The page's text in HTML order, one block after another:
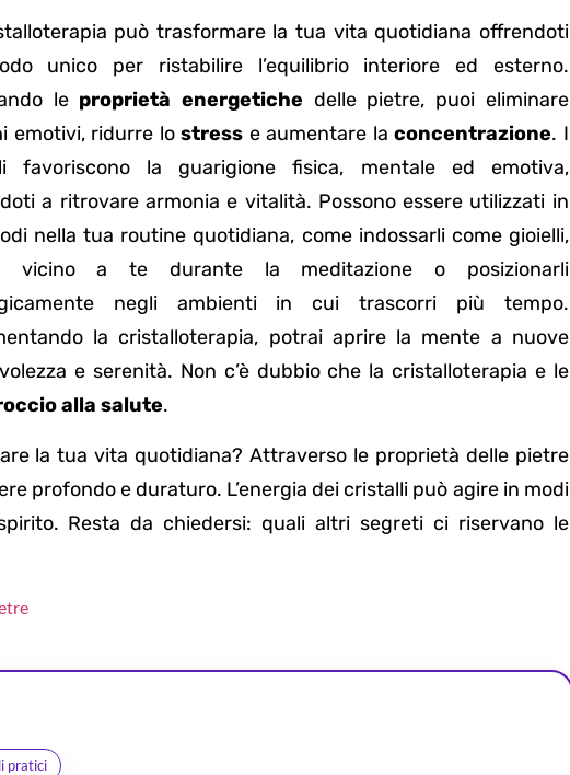
può trasformare la tua vita quotidiana offrendoti
unico per ristabilire l’equilibrio interiore ed esterno.
le proprietà energetiche delle pietre, puoi eliminare
emotivi, ridurre lostress e aumentare laconcentrazione. I
favoriscono la guarigione fisica, mentale ed emotiva,
a ritrovare armonia e vitalità. Possono essere utilizzati in
nella tua routine quotidiana, come indossarli come gioielli,
vicino a te durante la meditazione o posizionarli
negli ambienti in cui trascorri più tempo.
la cristalloterapia, potrai aprire la mente a nuove
e serenità. Non c’è dubbio che la cristalloterapia e le
alla salute.
la tua vita quotidiana? Attraverso le proprietà delle pietre
profondo e duraturo. L’energia dei cristalli può agire in modi
Resta da chiedersi: quali altri segreti ci riservano le
pratici